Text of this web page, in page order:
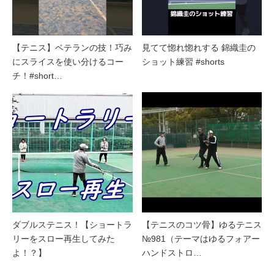
【テニス】ベテランの技！巧み
にスライスを使い分けるコー
チ！#short…
見てて惚れ惚れする 錦織圭の
ショット練習 #shorts
ダブルステニス！【ショートラ
リーをスロー再生してみた
よ！？】
【テニスのコツ骨】ゆるテニス
№981（テーマはゆるフォアー
ハンドストロ…